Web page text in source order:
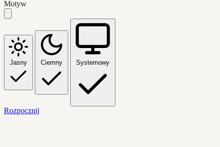
Motyw
Jasny Ciemny Systemowy
Rozpocznij